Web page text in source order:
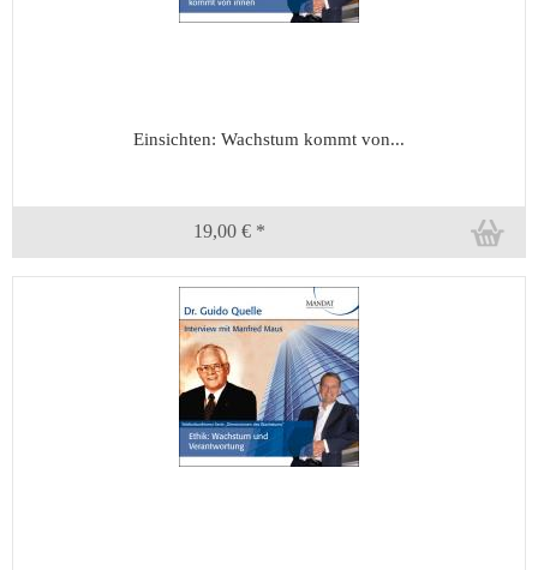
Einsichten: Wachstum kommt von...
19,00 € *